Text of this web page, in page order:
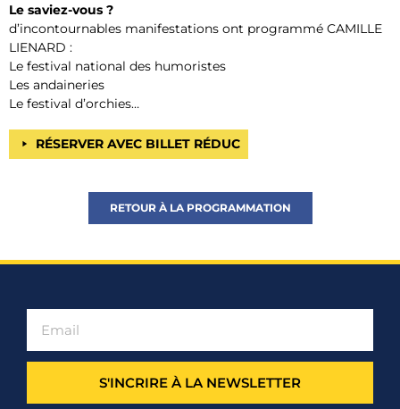
Le saviez-vous ?
d’incontournables manifestations ont programmé CAMILLE
LIENARD :
Le festival national des humoristes
Les andaineries
Le festival d’orchies…
RÉSERVER AVEC BILLET RÉDUC
RETOUR À LA PROGRAMMATION
S'INCRIRE À LA NEWSLETTER